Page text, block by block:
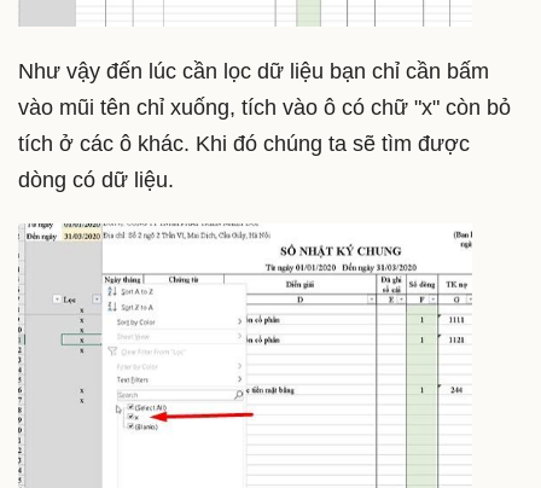
Như vậy đến lúc cần lọc dữ liệu bạn chỉ cần bấm
vào mũi tên chỉ xuống, tích vào ô có chữ "x" còn bỏ
tích ở các ô khác. Khi đó chúng ta sẽ tìm được
dòng có dữ liệu.